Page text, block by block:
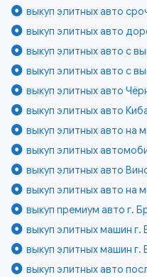
выкуп элитных авто
выкуп элитных авто
выкуп элитных авто с
выкуп элитных авто с
выкуп элитных авто
выкуп элитных авто
выкуп элитных авто на
выкуп элитных
выкуп элитных авто
выкуп элитных авто на
выкуп премиум авто г.
выкуп элитных машин г.
выкуп элитных машин г.
выкуп элитных авто